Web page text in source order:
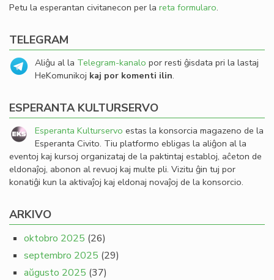
Petu la esperantan civitanecon per la reta formularo.
TELEGRAM
Aliĝu al la Telegram-kanalo por resti ĝisdata pri la lastaj
HeKomunikoj kaj por komenti ilin.
ESPERANTA KULTURSERVO
Esperanta Kulturservo estas la konsorcia magazeno de la
Esperanta Civito. Tiu platformo ebligas la aliĝon al la
eventoj kaj kursoj organizataj de la paktintaj establoj, aĉeton de
eldonaĵoj, abonon al revuoj kaj multe pli. Vizitu ĝin tuj por
konatiĝi kun la aktivaĵoj kaj eldonaj novaĵoj de la konsorcio.
ARKIVO
oktobro 2025 (26)
septembro 2025 (29)
aŭgusto 2025 (37)